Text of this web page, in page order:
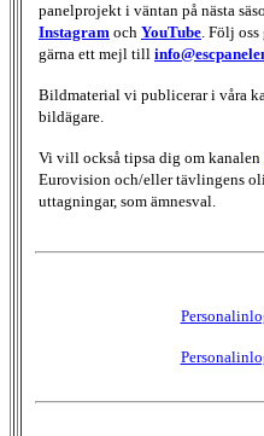
panelprojekt i väntan på nästa
Instagram och YouTube. Följ
gärna ett mejl till
Bildmaterial vi publicerar i våra
bildägare.
Vi vill också tipsa dig om kanalen
Eurovision och/eller tävlingens
uttagningar, som ämnesval.